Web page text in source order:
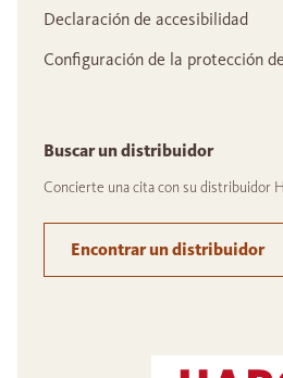
Declaración de accesibilidad
Configuración de la protección
Buscar un distribuidor
Concierte una cita con su distribuidor
Encontrar un distribuidor